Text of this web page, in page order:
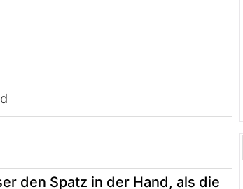
den Spatz in der Hand, als die